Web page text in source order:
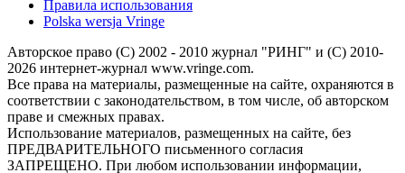
Правила использования
Polska wersja Vringe
Авторское право (С) 2002 - 2010 журнал "РИНГ" и (С) 2010-
2026 интернет-журнал www.vringe.com.
Все права на материалы, размещенные на сайте, охраняются в
соответствии с законодательством, в том числе, об авторском
праве и смежных правах.
Использование материалов, размещенных на сайте, без
ПРЕДВАРИТЕЛЬНОГО письменного согласия
ЗАПРЕЩЕНО. При любом использовании информации,